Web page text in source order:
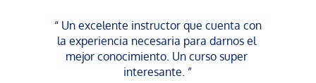
“ Un excelente instructor que cuenta con
la experiencia necesaria para darnos el
mejor conocimiento. Un curso super
interesante. ”